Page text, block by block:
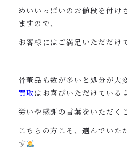
めいいっぱいのお値段を付け
ますので、
お客様にはご満足いただだけ
骨董品も数が多いと処分が大
買取はお喜びいただけている
労いや感謝の言葉をいただく
こちらの方こそ、選んでいた
す